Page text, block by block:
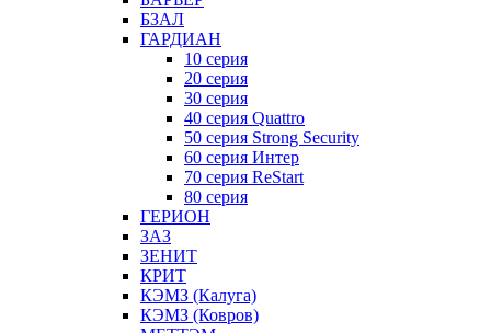
БЗАЛ
ГАРДИАН
10 серия
20 серия
30 серия
40 серия Quattro
50 серия Strong Security
60 серия Интер
70 серия ReStart
80 серия
ГЕРИОН
ЗАЗ
ЗЕНИТ
КРИТ
КЭМЗ (Калуга)
КЭМЗ (Ковров)